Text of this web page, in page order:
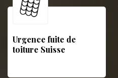
Urgence fuite de
toiture Suisse